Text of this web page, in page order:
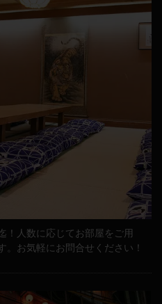
！人数に応じてお部屋をご用
。お気軽にお問合せください！